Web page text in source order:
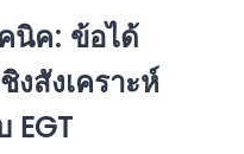
นิค: ข้อได้
งสังเคราะห์
EGT